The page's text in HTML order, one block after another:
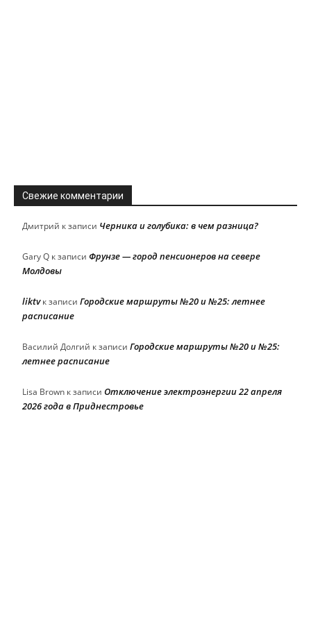
Свежие комментарии
Дмитрий к записи Черника и голубика: в чем разница?
Gary Q к записи Фрунзе — город пенсионеров на севере
Молдовы
liktvк записи Городские маршруты №20 и №25: летнее
расписание
Василий Долгий к записи Городские маршруты №20 и №25:
летнее расписание
Lisa Brown к записи Отключение электроэнергии 22 апреля
2026 года в Приднестровье